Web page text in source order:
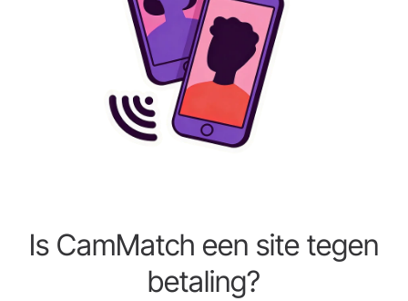
Is CamMatch een site tegen
betaling?